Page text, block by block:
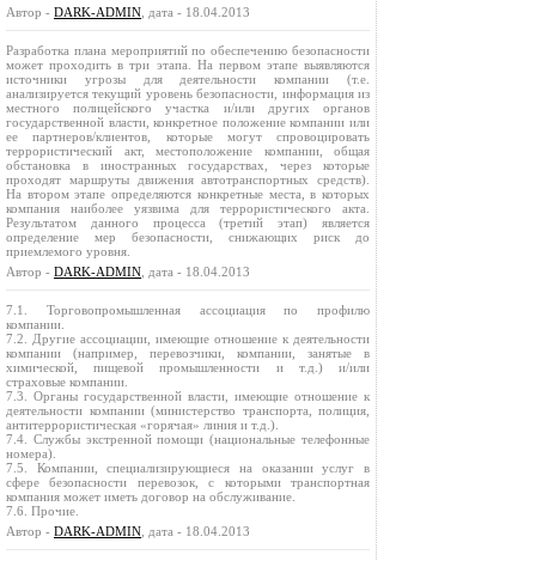
Автор - DARK-ADMIN , дата - 18.04.2013
Разработка плана мероприятий по обеспечению безопасности
может проходить в три этапа. На первом этапе выявляются
источники угрозы для деятельности компании (т.е.
анализируется текущий уровень безопасности, информация из
местного полицейского участка и/или других органов
государственной власти, конкретное положение компании или
ее партнеров/клиентов, которые могут спровоцировать
террористический акт, местоположение компании, общая
обстановка в иностранных государствах, через которые
проходят маршруты движения автотранспортных средств).
На втором этапе определяются конкретные места, в которых
компания наиболее уязвима для террористического акта.
Результатом данного процесса (третий этап) является
определение мер безопасности, снижающих риск до
приемлемого уровня.
Автор - DARK-ADMIN , дата - 18.04.2013
7.1. Торговопромышленная ассоциация по профилю
компании.
7.2. Другие ассоциации, имеющие отношение к деятельности
компании (например, перевозчики, компании, занятые в
химической, пищевой промышленности и т.д.) и/или
страховые компании.
7.3. Органы государственной власти, имеющие отношение к
деятельности компании (министерство транспорта, полиция,
антитеррористическая «горячая» линия и т.д.).
7.4. Службы экстренной помощи (национальные телефонные
номера).
7.5. Компании, специализирующиеся на оказании услуг в
сфере безопасности перевозок, с которыми транспортная
компания может иметь договор на обслуживание.
7.6. Прочие.
Автор - DARK-ADMIN , дата - 18.04.2013